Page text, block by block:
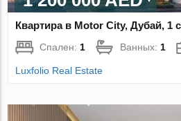
Квартира в Motor City, Дубай, 1
Спален:1 Ванных:1
Luxfolio Real Estate